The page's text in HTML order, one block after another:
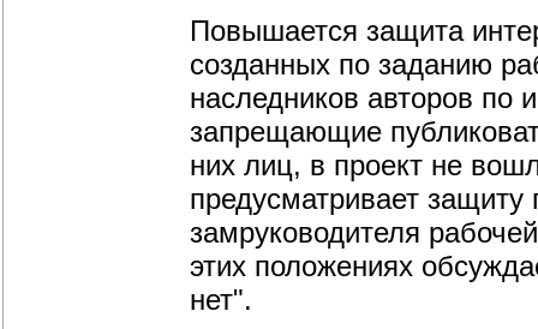
Повышается защита
созданных по заданию
наследников авторов по
запрещающие
них лиц, в проект не
предусматривает
замруководителя
этих положениях
нет".